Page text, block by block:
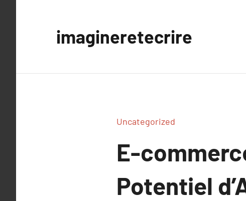
imagineretecrire
Uncategorized
E-
Potentiel